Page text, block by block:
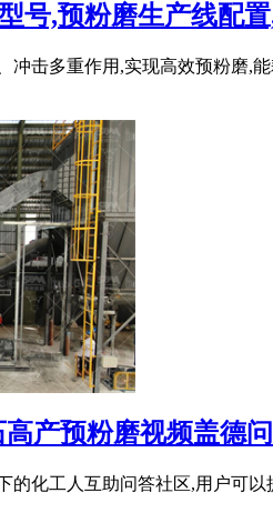
号,预粉磨生产线配
冲击多重作用,实现高效预粉磨,
产预粉磨视频盖德
的化工人互助问答社区,用户可